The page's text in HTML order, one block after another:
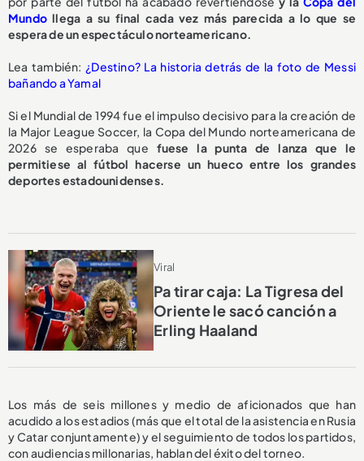
Mundo llega a su final cada vez más parecida a lo que se
espera de un espectáculo norteamericano.
Lea también: ¿Destino? La historia detrás de la foto de Messi
bañando a Yamal
Si el Mundial de 1994 fue el impulso decisivo para la creación de
la Major League Soccer, la Copa del Mundo norteamericana de
2026 se esperaba que fuese la punta de lanza que le
permitiese al fútbol hacerse un hueco entre los grandes
deportes estadounidenses.
Viral
Pa tirar caja: La Tigresa del
Oriente le sacó canción a
Erling Haaland
Los más de seis millones y medio de aficionados que han
acudido a los estadios (más que el total de la asistencia en Rusia
y Catar conjuntamente) y el seguimiento de todos los partidos,
con audiencias millonarias, hablan del éxito del torneo.